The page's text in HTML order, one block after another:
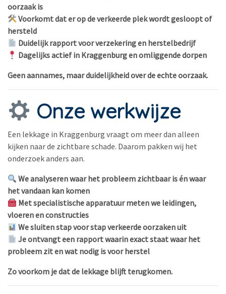
oorzaak is
Voorkomt dat er op de verkeerde plek wordt gesloopt of
hersteld
Duidelijk rapport voor verzekering en herstelbedrijf
Dagelijks actief in Kraggenburg en omliggende dorpen
Geen aannames, maar duidelijkheid over de echte oorzaak.
Onze werkwijze
Een lekkage in Kraggenburg vraagt om meer dan alleen
kijken naar de zichtbare schade. Daarom pakken wij het
onderzoek anders aan.
We analyseren waar het probleem zichtbaar is én waar
het vandaan kan komen
Met specialistische apparatuur meten we leidingen,
vloeren en constructies
We sluiten stap voor stap verkeerde oorzaken uit
Je ontvangt een rapport waarin exact staat waar het
probleem zit en wat nodig is voor herstel
Zo voorkom je dat de lekkage blijft terugkomen.